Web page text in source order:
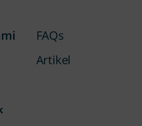
FAQs
Artikel